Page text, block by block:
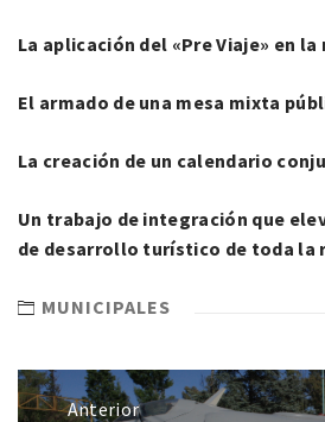
La aplicación del «Pre Viaje» en la
El armado de una mesa mixta
La creación de un calendario
Un trabajo de integración que
de desarrollo turístico de toda la
MUNICIPALES
Anterior